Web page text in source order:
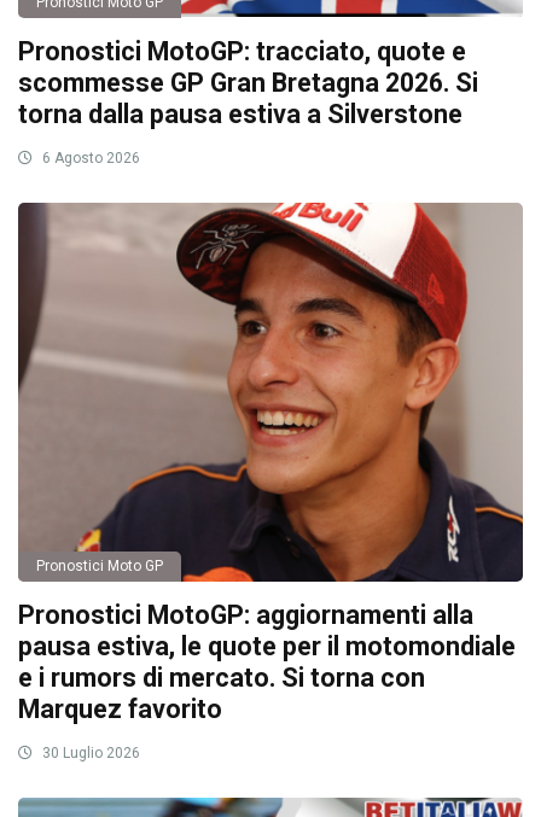
Pronostici MotoGP: tracciato, quote e
scommesse GP Gran Bretagna 2026. Si
torna dalla pausa estiva a Silverstone
6 Agosto 2026
Pronostici Moto GP
Pronostici MotoGP: aggiornamenti alla
pausa estiva, le quote per il motomondiale
e i rumors di mercato. Si torna con
Marquez favorito
30 Luglio 2026